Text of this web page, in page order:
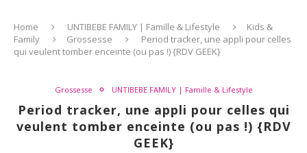
Home UNTIBEBE FAMILY | Famille & Lifestyle
Kids &
Family
Grossesse
Period tracker, une appli pour celles
qui veulent tomber enceinte (ou pas !) {RDV GEEK}
Grossesse UNTIBEBE FAMILY | Famille & Lifestyle
Period tracker, une appli pour celles qui
veulent tomber enceinte (ou pas !) {RDV
GEEK}